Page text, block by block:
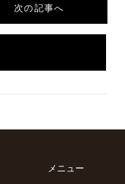
次の記事へ
メニュー